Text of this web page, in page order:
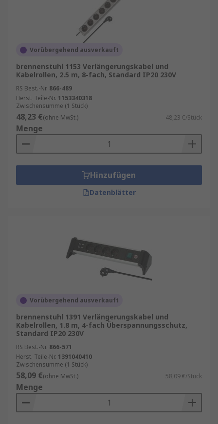
Vorübergehend ausverkauft
brennenstuhl 1153 Verlängerungskabel und
Kabelrollen, 2.5 m, 8-fach, Standard IP20 230V
RS Best.-Nr. 866-489
Herst. Teile-Nr. 1153340318
Zwischensumme (1 Stück)
48,23 €(ohne MwSt.) 48,23 €/Stück
Menge
Hinzufügen
Datenblätter
Vorübergehend ausverkauft
brennenstuhl 1391 Verlängerungskabel und
Kabelrollen, 1.8 m, 4-fach Überspannungsschutz,
Standard IP20 230V
RS Best.-Nr. 866-571
Herst. Teile-Nr. 1391040410
Zwischensumme (1 Stück)
58,09 €(ohne MwSt.) 58,09 €/Stück
Menge